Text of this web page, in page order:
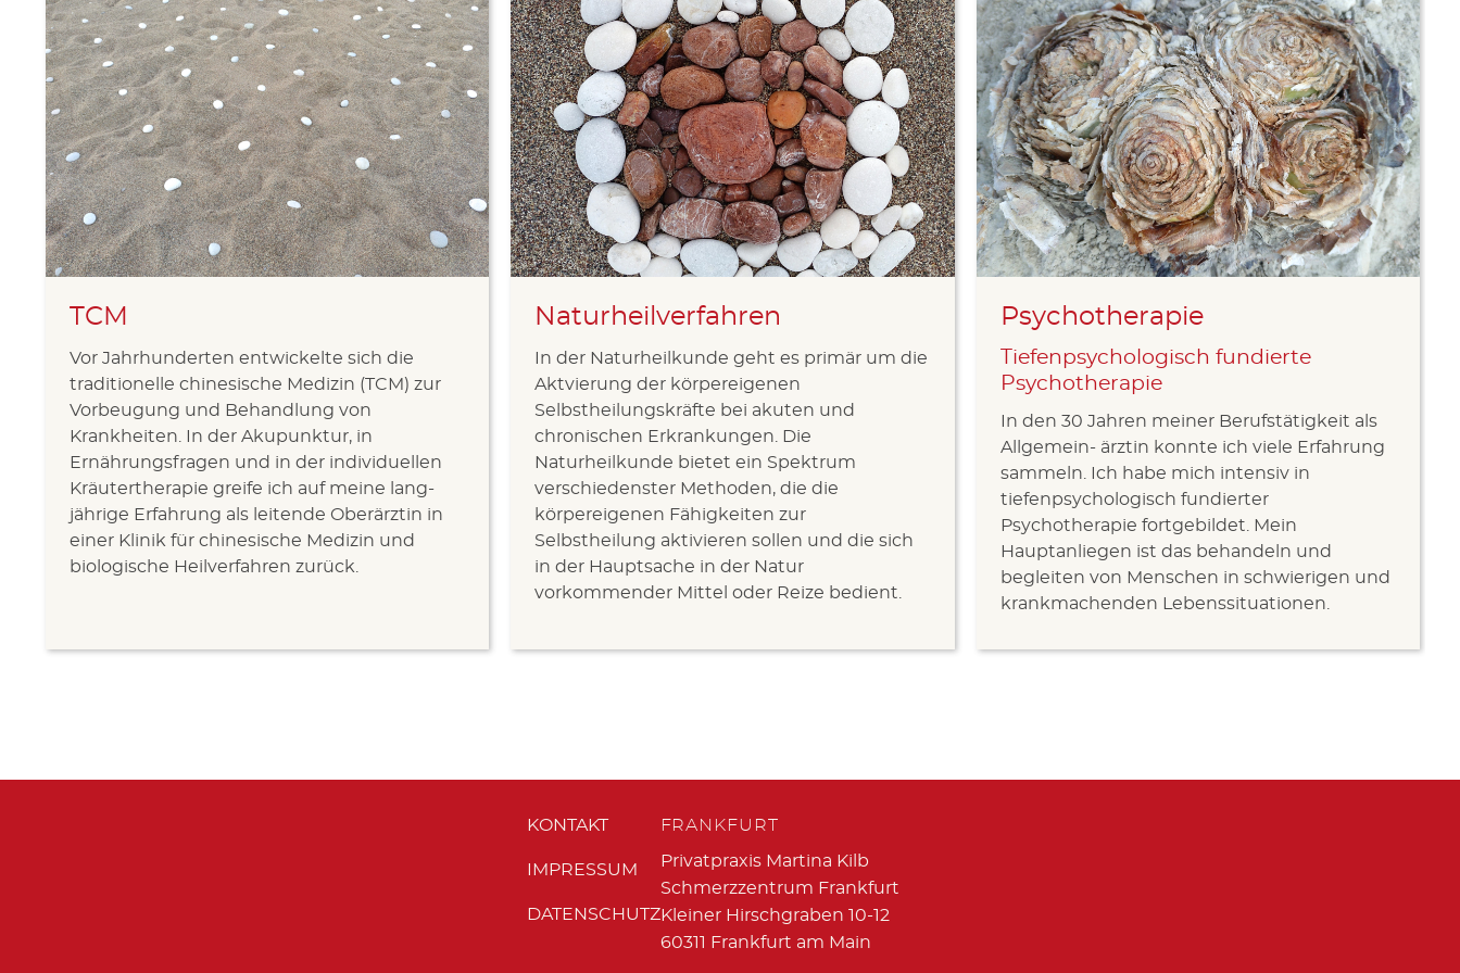
TCM
Vor Jahrhunderten entwickelte sich die
traditionelle chinesische Medizin (TCM) zur
Vorbeugung und Behandlung von
Krankheiten. In der Akupunktur, in
Ernährungsfragen und in der individuellen
Kräutertherapie greife ich auf meine lang-
jährige Erfahrung als leitende Oberärztin in
einer Klinik für chinesische Medizin und
biologische Heilverfahren zurück.
Naturheilverfahren
In der Naturheilkunde geht es primär um die
Aktvierung der körpereigenen
Selbstheilungskräfte bei akuten und
chronischen Erkrankungen. Die
Naturheilkunde bietet ein Spektrum
verschiedenster Methoden, die die
körpereigenen Fähigkeiten zur
Selbstheilung aktivieren sollen und die sich
in der Hauptsache in der Natur
vorkommender Mittel oder Reize bedient.
Psychotherapie
Tiefenpsychologisch fundierte
Psychotherapie
In den 30 Jahren meiner Berufstätigkeit als
Allgemein- ärztin konnte ich viele Erfahrung
sammeln. Ich habe mich intensiv in
tiefenpsychologisch fundierter
Psychotherapie fortgebildet. Mein
Hauptanliegen ist das behandeln und
begleiten von Menschen in schwierigen und
krankmachenden Lebenssituationen.
Navigation
KONTAKT
IMPRESSUM
DATENSCHUTZ
FRANKFURT
Privatpraxis Martina Kilb
Schmerzzentrum Frankfurt
Kleiner Hirschgraben 10-12
60311 Frankfurt am Main